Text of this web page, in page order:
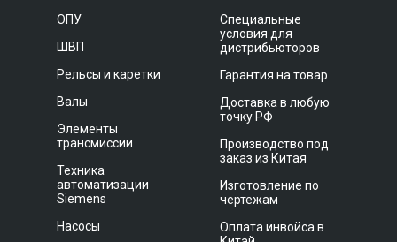
ОПУ
ШВП
Рельсы и каретки
Валы
Элементы
трансмиссии
Техника
автоматизации
Siemens
Насосы
Специальные
условия для
дистрибьюторов
Гарантия на товар
Доставка в любую
точку РФ
Производство под
заказ из Китая
Изготовление по
чертежам
Оплата инвойса в